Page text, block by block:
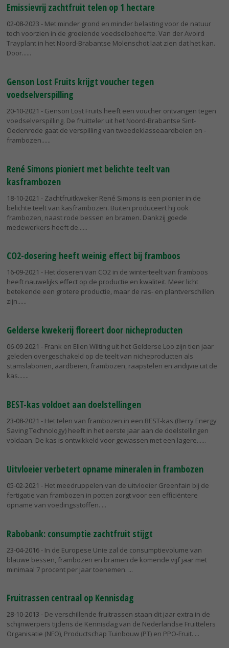
Emissievrij zachtfruit telen op 1 hectare
02-08-2023 - Met minder grond en minder belasting voor de natuur
toch voorzien in de groeiende voedselbehoefte. Van der Avoird
Trayplant in het Noord-Brabantse Molenschot laat zien dat het kan.
Door...
Genson Lost Fruits krijgt voucher tegen
voedselverspilling
20-10-2021 - Genson Lost Fruits heeft een voucher ontvangen tegen
voedselverspilling. De fruitteler uit het Noord-Brabantse Sint-
Oedenrode gaat de verspilling van tweedeklasseaardbeien en -
frambozen...
René Simons pioniert met belichte teelt van
kasframbozen
18-10-2021 - Zachtfruitkweker René Simons is een pionier in de
belichte teelt van kasframbozen. Buiten produceert hij ook
frambozen, naast rode bessen en bramen. Dankzij goede
medewerkers heeft de...
CO2-dosering heeft weinig effect bij framboos
16-09-2021 - Het doseren van CO2 in de winterteelt van framboos
heeft nauwelijks effect op de productie en kwaliteit. Meer licht
betekende een grotere productie, maar de ras- en plantverschillen
zijn...
Gelderse kwekerij floreert door nicheproducten
06-09-2021 - Frank en Ellen Wilting uit het Gelderse Loo zijn tien jaar
geleden overgeschakeld op de teelt van nicheproducten als
stamslabonen, aardbeien, frambozen, raapstelen en andijvie uit de
kas....
BEST-kas voldoet aan doelstellingen
23-08-2021 - Het telen van frambozen in een BEST-kas (Berry Energy
Saving Technology) heeft in het eerste jaar aan de doelstellingen
voldaan. De kas is ontwikkeld voor gewassen met een lagere...
Uitvloeier verbetert opname mineralen in frambozen
05-02-2021 - Het meedruppelen van de uitvloeier Greenfain bij de
fertigatie van frambozen in potten zorgt voor een efficiëntere
opname van voedingsstoffen.
Rabobank: consumptie zachtfruit stijgt
23-04-2016- In de Europese Unie zal de consumptievolume van
blauwe bessen, frambozen en bramen de komende vijf jaar met
minimaal 7 procent per jaar toenemen.
Fruitrassen centraal op Kennisdag
28-10-2013 - De verschillende fruitrassen staan dit jaar extra in de
schijnwerpers tijdens de Kennisdag van de Nederlandse Fruittelers
Organisatie (NFO), Productschap Tuinbouw (PT) en PPO-Fruit.